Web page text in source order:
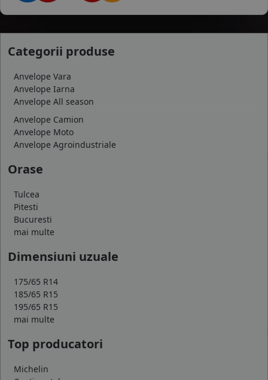
Categorii produse
Anvelope Vara
Anvelope Iarna
Anvelope All season
Anvelope Camion
Anvelope Moto
Anvelope Agroindustriale
Orase
Tulcea
Pitesti
Bucuresti
mai multe
Dimensiuni uzuale
175/65 R14
185/65 R15
195/65 R15
mai multe
Top producatori
Michelin